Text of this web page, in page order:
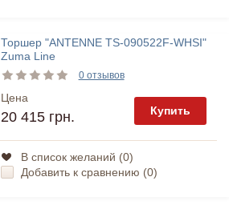
Торшер "ANTENNE TS-090522F-WHSI"
Zuma Line
0 отзывов
Цена
20 415 грн. Купить
В список желаний (0)
Добавить к сравнению (0)